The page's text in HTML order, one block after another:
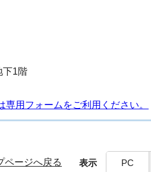
下1階
用フォームをご利用ください。
ページへ戻る 表示 PC